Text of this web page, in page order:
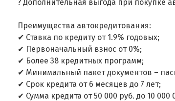
? Дополнительная выгода при покупке
Преимущества автокредитования:
✔ Ставка по кредиту от 1.9% годовых;
✔ Первоначальный взнос от 0%;
✔ Более 38 кредитных программ;
✔ Минимальный пакет документов –
✔ Срок кредита от 6 месяцев до 7 лет;
✔ Сумма кредита от 50 000 руб. до 10 000